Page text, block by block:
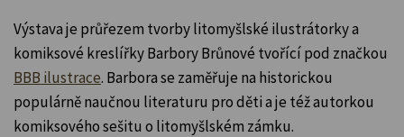
Výstava je průřezem tvorby litomyšlské ilustrátorky a
komiksové kreslířky Barbory Brůnové tvořící pod značkou
BBB ilustrace. Barbora se zaměřuje na historickou
populárně naučnou literaturu pro děti a je též autorkou
komiksového sešitu o litomyšlském zámku.